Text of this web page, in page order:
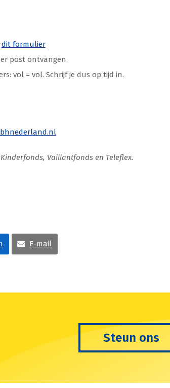
dit formulier
post ontvangen.
vol = vol. Schrijf je dus op tijd in.
Vaillantfonds en Teleflex.
E-mail
Steun ons